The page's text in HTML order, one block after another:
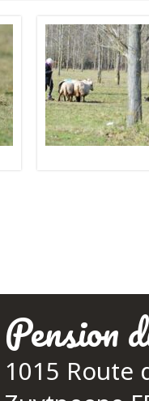
Pension
1015 Route